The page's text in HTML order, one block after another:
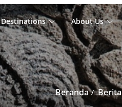
Destinations About Us
Cari
untuk:
Beranda Berita